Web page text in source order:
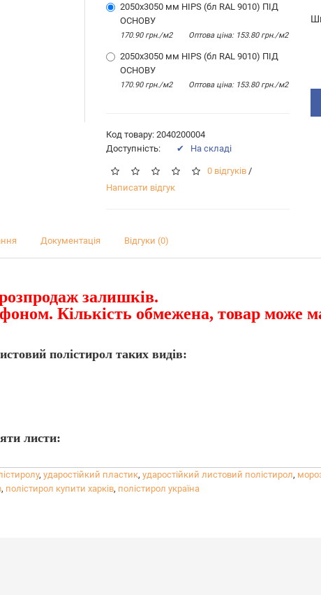
2050х3050 мм HIPS (бл RAL 9010) ПІД
ОСНОВУ
170.90 грн./м2 Оптова цiна: 153.80 грн./м2
2050х3050 мм HIPS (бл RAL 9010) ПІД
ОСНОВУ
170.90 грн./м2 Оптова цiна: 153.80 грн./м2
Код товару: 2040200004
Доступність:
✔ На складі
0 відгуків /
Написати відгук
Документація Відгуки (0)
залишків.
Кількість обмежена, товар може
полістирол таких видів:
листи:
(виробленого з додаванням вторинної сировини)
, ударостійкий пластик, ударостійкий листовий полістирол,
, полістирол купити харків, полістирол україна